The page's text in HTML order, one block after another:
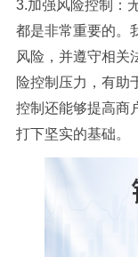
3.加强风险控制：
都是非常重要的。
风险，并遵守相关
险控制压力，有助
控制还能够提高商
打下坚实的基础。